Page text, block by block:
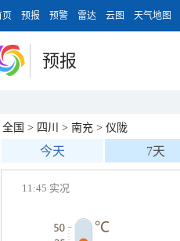
页 预报 预警 雷达 云图 天气地图
预报
全国 > 四川 > 南充 > 仪陇
今天 7天
11:45 实况